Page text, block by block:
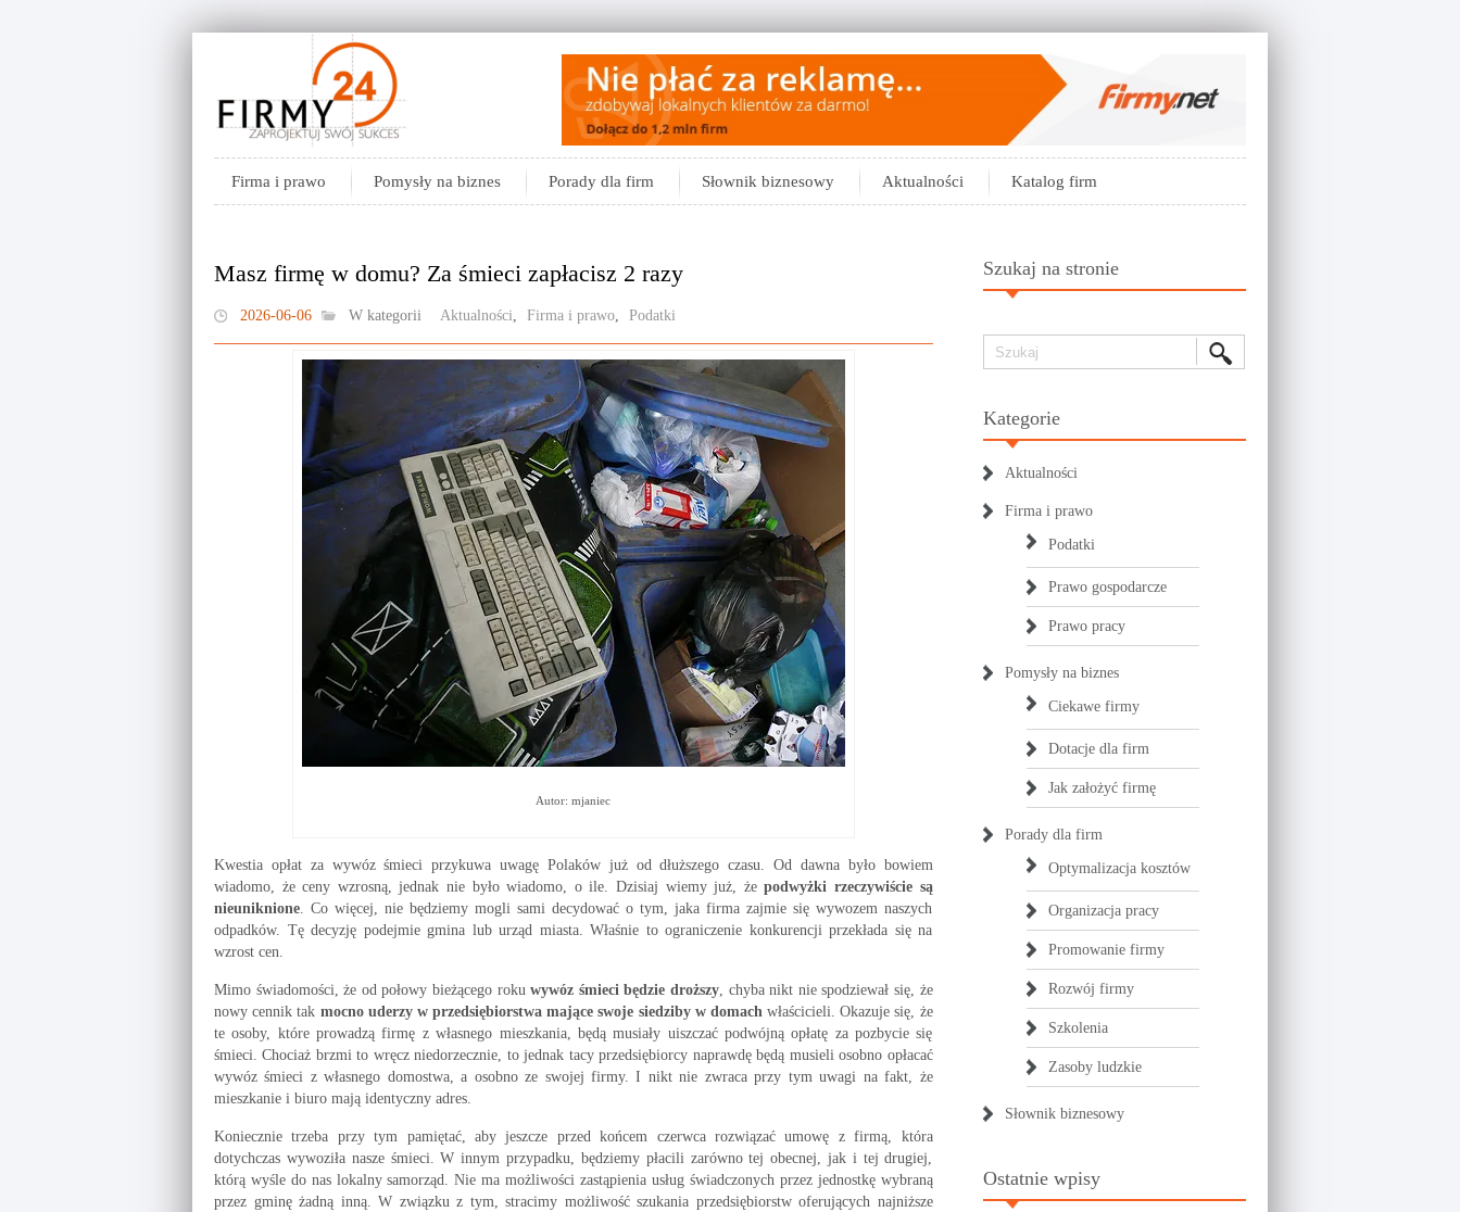
Firma i prawo Pomysły na biznes Porady dla firm Słownik biznesowy Aktualności Katalog firm
Masz firmę w domu? Za śmieci zapłacisz 2 razy
2026-06-06 W kategorii Aktualności, Firma i prawo, Podatki
Autor: mjaniec
Kwestia opłat za wywóz śmieci przykuwa uwagę Polaków już od dłuższego czasu. Od dawna było bowiem
wiadomo, że ceny wzrosną, jednak nie było wiadomo, o ile. Dzisiaj wiemy już, żepodwyżki rzeczywiście są
nieuniknione. Co więcej, nie będziemy mogli sami decydować o tym, jaka firma zajmie się wywozem naszych
odpadków. Tę decyzję podejmie gmina lub urząd miasta. Właśnie to ograniczenie konkurencji przekłada się na
wzrost cen.
Mimo świadomości, że od połowy bieżącego rokuwywóz śmieci będzie droższy, chyba nikt nie spodziewał się, że
nowy cennik tak mocno uderzy w przedsiębiorstwa mające swoje siedziby w domachwłaścicieli. Okazuje się, że
te osoby, które prowadzą firmę z własnego mieszkania, będą musiały uiszczać podwójną opłatę za pozbycie się
śmieci. Chociaż brzmi to wręcz niedorzecznie, to jednak tacy przedsiębiorcy naprawdę będą musieli osobno opłacać
wywóz śmieci z własnego domostwa, a osobno ze swojej firmy. I nikt nie zwraca przy tym uwagi na fakt, że
mieszkanie i biuro mają identyczny adres.
Koniecznie trzeba przy tym pamiętać, aby jeszcze przed końcem czerwca rozwiązać umowę z firmą, która
dotychczas wywoziła nasze śmieci. W innym przypadku, będziemy płacili zarówno tej obecnej, jak i tej drugiej,
którą wyśle do nas lokalny samorząd. Nie ma możliwości zastąpienia usług świadczonych przez jednostkę wybraną
przez gminę żadną inną. W związku z tym, stracimy możliwość szukania przedsiębiorstw oferujących najniższe
Szukaj na stronie
Kategorie
Aktualności
Firma i prawo
Podatki
Prawo gospodarcze
Prawo pracy
Pomysły na biznes
Ciekawe firmy
Dotacje dla firm
Jak założyć firmę
Porady dla firm
Optymalizacja kosztów
Organizacja pracy
Promowanie firmy
Rozwój firmy
Szkolenia
Zasoby ludzkie
Słownik biznesowy
Ostatnie wpisy